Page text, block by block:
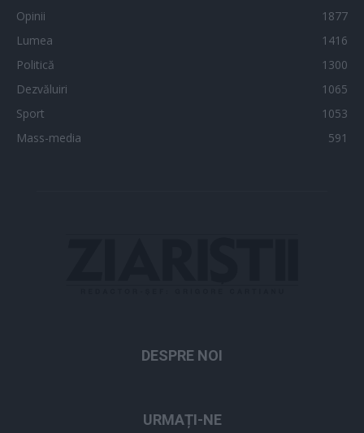
Opinii
1877
Lumea
1416
Politică
1300
Dezvăluiri
1065
Sport
1053
Mass-media
591
DESPRE NOI
URMAȚI-NE